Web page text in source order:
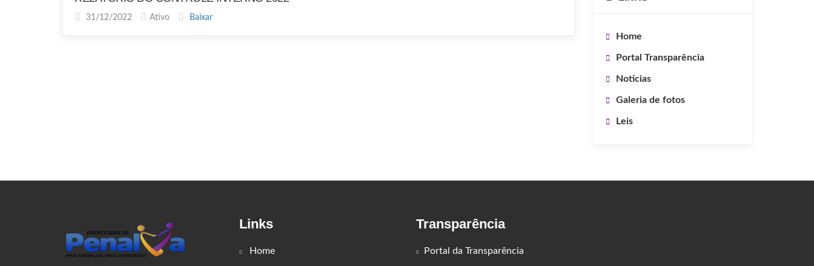
31/12/2022 Ativo Baixar
Home
Portal Transparência
Noticias
Galeria de fotos
Leis
Links
Home
Transparência
Portal da Transparência